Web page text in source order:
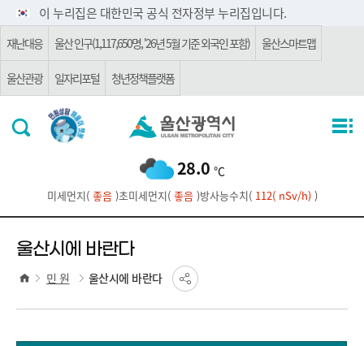
주요 메뉴로 건너뛰기
본문으로가기이 누리집은 대한민국 공식 전자정부 누리집입니다.
재난대응 울산 인구(1,117,650명, '26년 5월 기준 외국인 포함) 울산스마트맵
울산관광 일자리포털 청년정책플랫폼
28.0 ℃
미세먼지( 좋음)초미세먼지( 좋음)방사능수치(112( nSv/h) )
울산시에 바란다
민 원 울산시에 바란다